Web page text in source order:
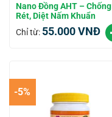
Nano Đồng AHT – Chống
Rét, Diệt Nấm Khuẩn
Chỉ từ: 55.000VNĐ
-5%